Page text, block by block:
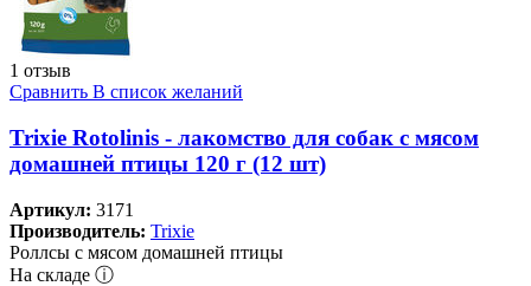
1 отзыв
Сравнить В список желаний
Trixie Rotolinis - лакомство для собак с мясом
домашней птицы 120 г (12 шт)
Артикул: 3171
Производитель: Trixie
Роллсы с мясом домашней птицы
На складе ⓘ